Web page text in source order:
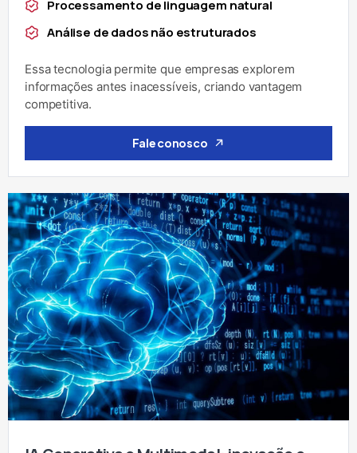
Processamento de linguagem natural
Análise de dados não estruturados
Essa tecnologia permite que empresas explorem
informações antes inacessíveis, criando vantagem
competitiva.
Fale conosco